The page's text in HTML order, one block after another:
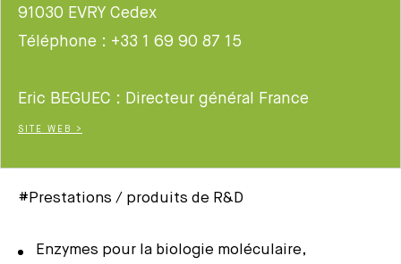
91030 EVRY Cedex
Téléphone : +33 1 69 90 87 15
Eric BEGUEC : Directeur général France
SITE WEB >
#Prestations / produits de R&D
Enzymes pour la biologie moléculaire,